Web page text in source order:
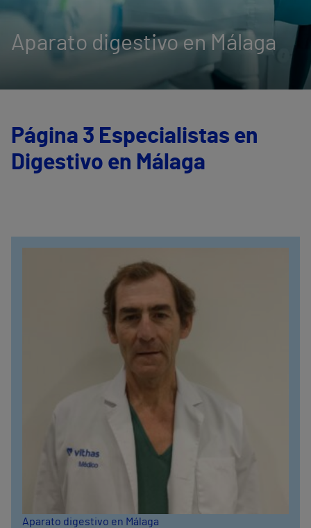
Aparato digestivo en Málaga
Página 3 Especialistas en
Digestivo en Málaga
Aparato digestivo en Málaga